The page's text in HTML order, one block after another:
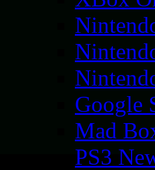
Google
Mad
PS3